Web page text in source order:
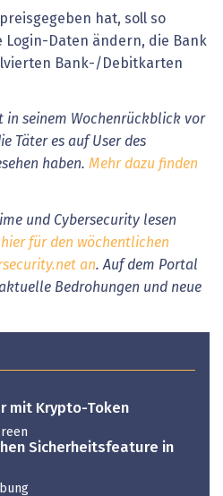
hat, soll so
Login-Daten ändern, die Bank
Bank-/Debitkarten
in seinem Wochenrückblick vor
Täter es auf User des
haben. Mehr dazu finden
und Cybersecurity lesen
für den wöchentlichen
an. Auf dem Portal
Bedrohungen und neue
mit Krypto-Token
Sicherheitsfeature in